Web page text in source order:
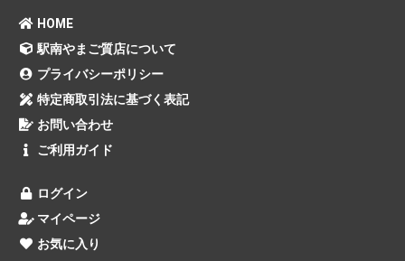
HOME
駅南やまご質店について
プライバシーポリシー
特定商取引法に基づく表記
お問い合わせ
ご利用ガイド
ログイン
マイページ
お気に入り